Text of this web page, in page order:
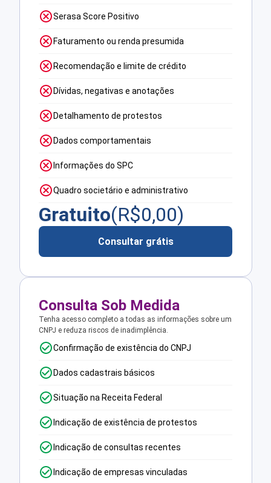
Serasa Score Positivo
Faturamento ou renda presumida
Recomendação e limite de crédito
Dívidas, negativas e anotações
Detalhamento de protestos
Dados comportamentais
Informações do SPC
Quadro societário e administrativo
Gratuito(R$0,00)
Consultar grátis
Consulta Sob Medida
Tenha acesso completo a todas as informações sobre um
CNPJ e reduza riscos de inadimplência.
Confirmação de existência do CNPJ
Dados cadastrais básicos
Situação na Receita Federal
Indicação de existência de protestos
Indicação de consultas recentes
Indicação de empresas vinculadas